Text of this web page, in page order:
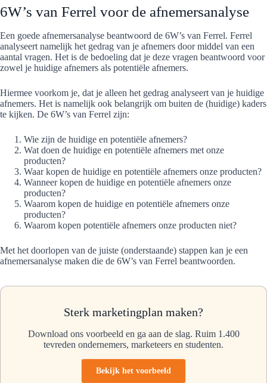
6W’s van Ferrel voor de afnemersanalyse
Een goede afnemersanalyse beantwoord de 6W’s van Ferrel. Ferrel
analyseert namelijk het gedrag van je afnemers door middel van een
aantal vragen. Het is de bedoeling dat je deze vragen beantwoord voor
zowel je huidige afnemers als potentiële afnemers.
Hiermee voorkom je, dat je alleen het gedrag analyseert van je huidige
afnemers. Het is namelijk ook belangrijk om buiten de (huidige) kaders
te kijken. De 6W’s van Ferrel zijn:
Wie zijn de huidige en potentiële afnemers?
Wat doen de huidige en potentiële afnemers met onze
producten?
Waar kopen de huidige en potentiële afnemers onze producten?
Wanneer kopen de huidige en potentiële afnemers onze
producten?
Waarom kopen de huidige en potentiële afnemers onze
producten?
Waarom kopen potentiële afnemers onze producten niet?
Met het doorlopen van de juiste (onderstaande) stappen kan je een
afnemersanalyse maken die de 6W’s van Ferrel beantwoorden.
Sterk marketingplan maken?
Download ons voorbeeld en ga aan de slag. Ruim 1.400
tevreden ondernemers, marketeers en studenten.
Bekijk het voorbeeld